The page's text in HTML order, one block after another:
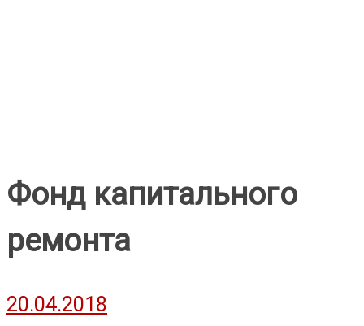
Фонд капитального
ремонта
20.04.2018